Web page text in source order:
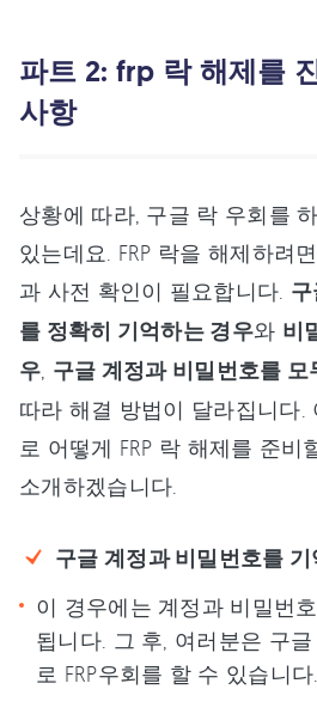
파트 2: frp 락 해제를
사항
상황에 따라, 구글 락 우회를
있는데요. FRP 락을 해제하려
과 사전 확인이 필요합니다.
를 정확히 기억하는 경우와 비
우 구글 계정과 비밀번호를
따라 해결 방법이 달라집니다.
로 어떻게 FRP 락 해제를 준비
소개하겠습니다.
구글 계정과 비밀번호를
이 경우에는 계정과 비밀번
됩니다. 그 후, 여러분은 구
로 FRP우회를 할 수 있습니다.